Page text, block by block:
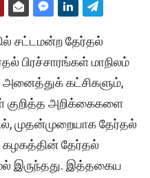
சட்டமன்ற தேர்தல்
பிரச்சாரங்கள் மாநிலம்
அனைத்துக் கட்சிகளும்,
குறித்த அறிக்கைகளை
முதன்முறையாக தேர்தல்
கழகத்தின் தேர்தல்
இருந்தது. இத்தகைய